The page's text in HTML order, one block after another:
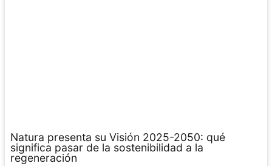
Natura presenta su Visión 2025-2050: qué
significa pasar de la sostenibilidad a la
regeneración